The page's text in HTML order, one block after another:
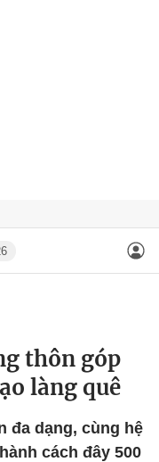
thôn góp
làng quê
đa dạng, cùng hệ
cách đây 500